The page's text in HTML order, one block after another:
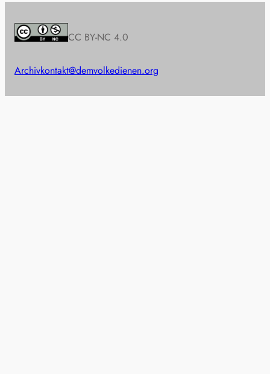
CC BY-NC 4.0
Archivkontakt@demvolkedienen.org